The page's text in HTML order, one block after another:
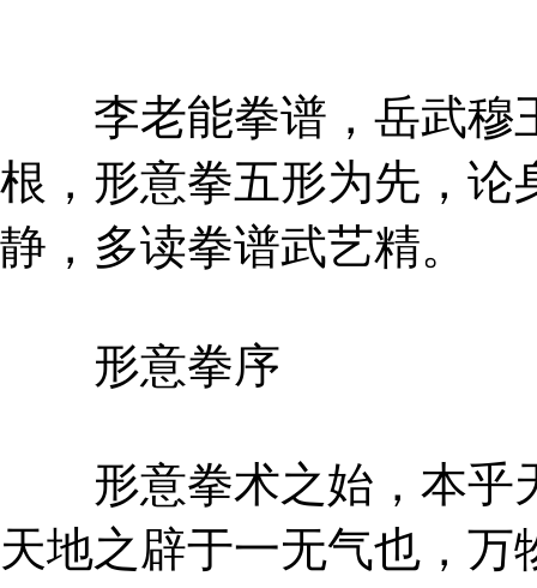
李老能拳谱，岳武穆
根，形意拳五形为先，论
静，多读拳谱武艺精。
形意拳序
形意拳术之始，本乎
天地之辟于一无气也，